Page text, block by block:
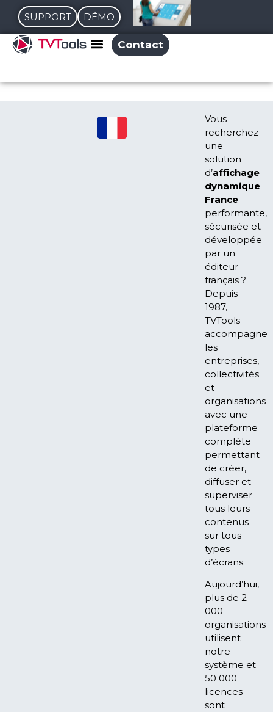
SUPPORT DÉMO
Contact
Vous
recherchez
une
solution
d’affichage
dynamique
France
performante,
sécurisée et
développée
par un
éditeur
français ?
Depuis
1987,
TVTools
accompagne
les
entreprises,
collectivités
et
organisations
avec une
plateforme
complète
permettant
de créer,
diffuser et
superviser
tous leurs
contenus
sur tous
types
d’écrans.
Aujourd’hui,
plus de 2
000
organisations
utilisent
notre
système et
50 000
licences
sont